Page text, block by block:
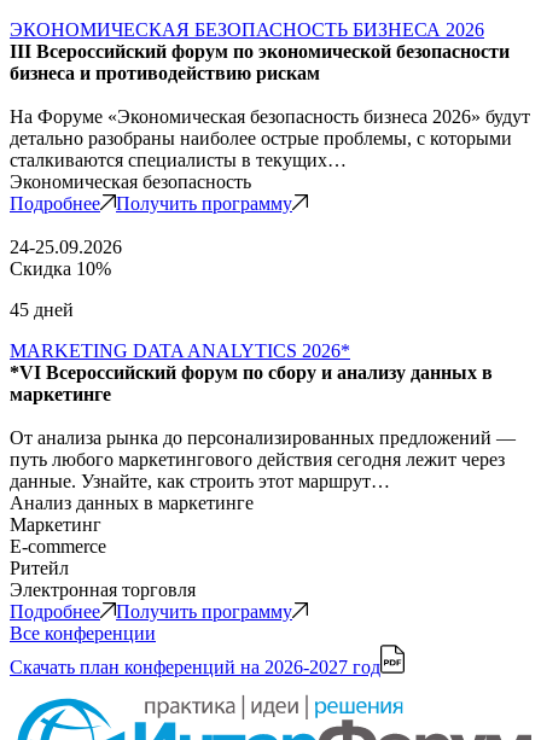
ЭКОНОМИЧЕСКАЯ БЕЗОПАСНОСТЬ БИЗНЕСА 2026
III Всероссийский форум по экономической безопасности
бизнеса и противодействию рискам
На Форуме «Экономическая безопасность бизнеса 2026» будут
детально разобраны наиболее острые проблемы, с которыми
сталкиваются специалисты в текущих…
Экономическая безопасность
Подробнее
Получить программу
24-25.09.2026
Скидка 10%
45 дней
MARKETING DATA ANALYTICS 2026*
*VI Всероссийский форум по сбору и анализу данных в
маркетинге
От анализа рынка до персонализированных предложений —
путь любого маркетингового действия сегодня лежит через
данные. Узнайте, как строить этот маршрут…
Анализ данных в маркетинге
Маркетинг
E-commerce
Ритейл
Электронная торговля
Подробнее
Получить программу
Все конференции
Скачать план конференций на 2026-2027 год